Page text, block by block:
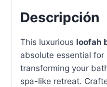
Descripción
This luxurious loofah
absolute essential for
transforming your
spa-like retreat.